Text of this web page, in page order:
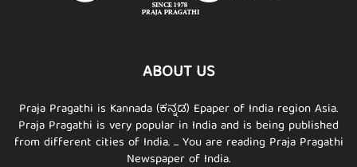
ABOUT US
Praja Pragathi is Kannada (ಕನ್ನಡ) Epaper of India region Asia.
Praja Pragathi is very popular in India and is being published
from different cities of India. ... You are reading Praja Pragathi
Newspaper of India.